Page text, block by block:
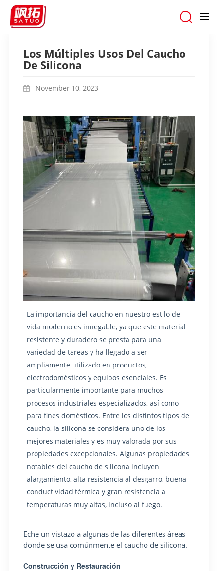
Los Múltiples Usos Del Caucho De Silicona
Los Múltiples Usos Del Caucho
De Silicona
November 10, 2023
La importancia del caucho en nuestro estilo de
vida moderno es innegable, ya que este material
resistente y duradero se presta para una
variedad de tareas y ha llegado a ser
ampliamente utilizado en productos,
electrodomésticos y equipos esenciales. Es
particularmente importante para muchos
procesos industriales especializados, así como
para fines domésticos. Entre los distintos tipos de
caucho, la silicona se considera uno de los
mejores materiales y es muy valorada por sus
propiedades excepcionales. Algunas propiedades
notables del caucho de silicona incluyen
alargamiento, alta resistencia al desgarro, buena
conductividad térmica y gran resistencia a
temperaturas muy altas, incluso al fuego.
Eche un vistazo a algunas de las diferentes áreas
donde se usa comúnmente el caucho de silicona.
Construcción y Restauración